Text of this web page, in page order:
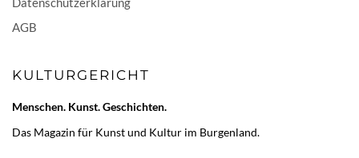
AGB
KULTURGERICHT
Menschen. Kunst. Geschichten.
Das Magazin für Kunst und Kultur im Burgenland.